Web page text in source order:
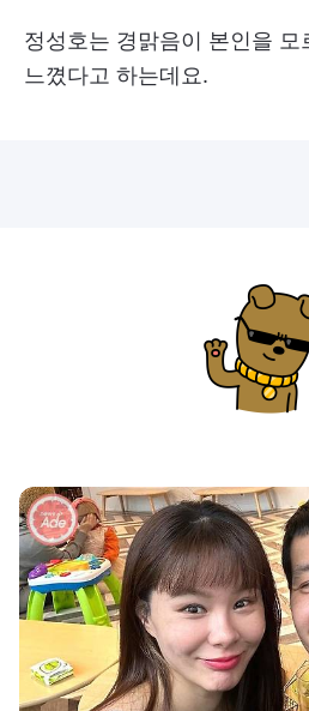
정성호는 경맑음이 본인을 모
느꼈다고 하는데요.